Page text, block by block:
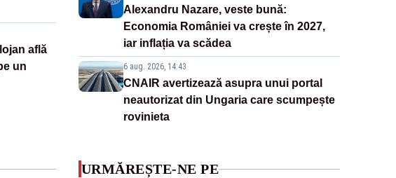
află
un
Alexandru Nazare, veste bună:
Economia României va crește în 2027,
iar inflația va scădea
6 aug. 2026, 14:43
CNAIR avertizează asupra unui portal
neautorizat din Ungaria care scumpește
rovinieta
URMĂREȘTE-NE PE